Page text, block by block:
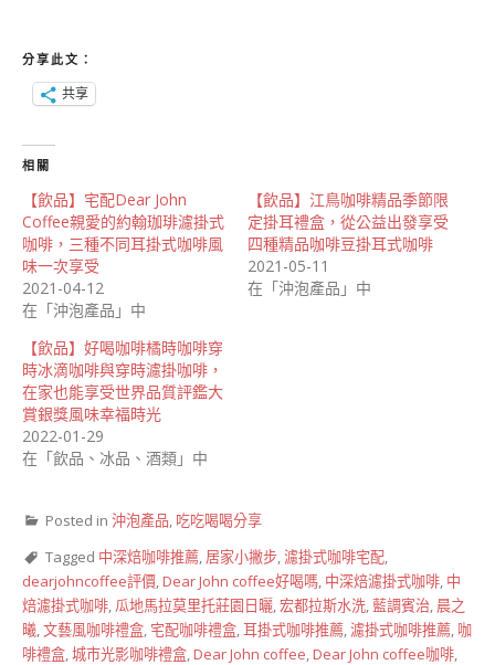
分享此文：
共享
相關
【飲品】宅配Dear John
Coffee親愛的約翰珈琲濾掛式
咖啡，三種不同耳掛式咖啡風
味一次享受
2021-04-12
在「沖泡產品」中
【飲品】江鳥咖啡精品季節限
定掛耳禮盒，從公益出發享受
四種精品咖啡豆掛耳式咖啡
2021-05-11
在「沖泡產品」中
【飲品】好喝咖啡橘時咖啡穿
時冰滴咖啡與穿時濾掛咖啡，
在家也能享受世界品質評鑑大
賞銀獎風味幸福時光
2022-01-29
在「飲品、冰品、酒類」中
Posted in 沖泡產品, 吃吃喝喝分享
Tagged 中深焙咖啡推薦, 居家小撇步,濾掛式咖啡宅配,
dearjohncoffee評價,Dear John coffee好喝嗎, 中深焙濾掛式咖啡, 中
焙濾掛式咖啡, 瓜地馬拉莫里托莊園日曬,宏都拉斯水洗,藍調賓治, 晨之
曦,文藝風咖啡禮盒, 宅配咖啡禮盒,耳掛式咖啡推薦,濾掛式咖啡推薦, 咖
啡禮盒,城市光影咖啡禮盒,Dear John coffee,Dear John coffee咖啡,